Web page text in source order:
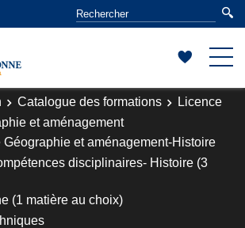
Catalogue des formations
Licence
et aménagement
Géographie et aménagement-Histoire
disciplinaires- Histoire (3
(1 matière au choix)